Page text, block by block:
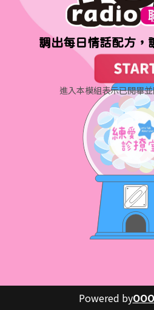
調出每日情話配方，
進入本模組表示已閱畢
Powered by